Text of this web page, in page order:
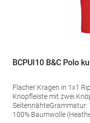
BCPUI10 B&C Polo
Flacher Kragen in 1x1 Ripp-Strick Mit
Knopfleiste mit zwei Knöpfen Farblich
100% Baumwolle